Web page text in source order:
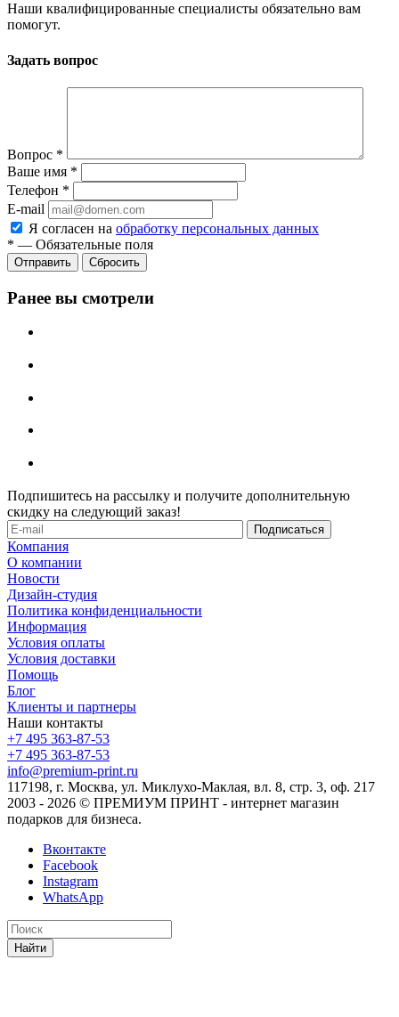
Наши квалифицированные специалисты обязательно вам
помогут.
Задать вопрос
Вопрос *
Ваше имя *
Телефон *
E-mail
Я согласен на обработку персональных данных
* — Обязательные поля
Отправить Сбросить
Ранее вы смотрели
Подпишитесь на рассылку и получите дополнительную
скидку на следующий заказ!
Компания
О компании
Новости
Дизайн-студия
Политика конфиденциальности
Информация
Условия оплаты
Условия доставки
Помощь
Блог
Клиенты и партнеры
Наши контакты
+7 495 363-87-53
+7 495 363-87-53
info@premium-print.ru
117198, г. Москва, ул. Миклухо-Маклая, вл. 8, стр. 3, оф. 217
2003 - 2026 © ПРЕМИУМ ПРИНТ - интернет магазин
подарков для бизнеса.
Вконтакте
Facebook
Instagram
WhatsApp
Найти